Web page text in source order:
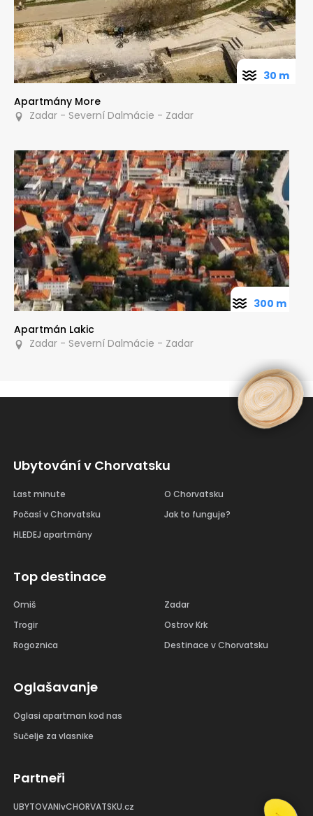
Apartmány More
Zadar - Severní Dalmácie - Zadar
30 m
Apartmán Lakic
Zadar - Severní Dalmácie - Zadar
300 m
Ubytování v Chorvatsku
Last minute
Počasí v Chorvatsku
HLEDEJ apartmány
O Chorvatsku
Jak to funguje?
Top destinace
Omiš
Trogir
Rogoznica
Zadar
Ostrov Krk
Destinace v Chorvatsku
Oglašavanje
Oglasi apartman kod nas
Sučelje za vlasnike
Partneři
UBYTOVANIvCHORVATSKU.cz